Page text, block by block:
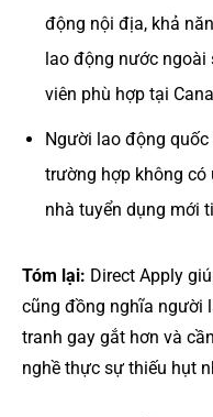
động nội địa, khả
lao động nước
viên phù hợp tại
Người lao động
trường hợp không có
nhà tuyển dụng mới
Tóm lại: Direct Apply
cũng đồng nghĩa người
tranh gay gắt hơn và
nghề thực sự thiếu hụt